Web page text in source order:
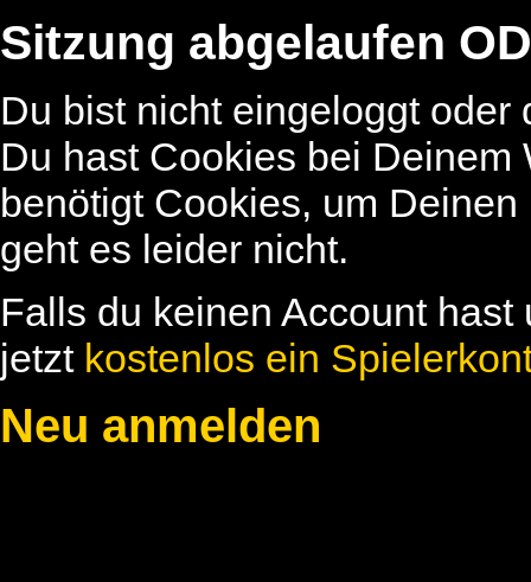
Sitzung abgelaufen
Du bist nicht eingeloggt
Du hast Cookies bei
benötigt Cookies, um
geht es leider nicht.
Falls du keinen Account
jetzt kostenlos ein
Neu anmelden